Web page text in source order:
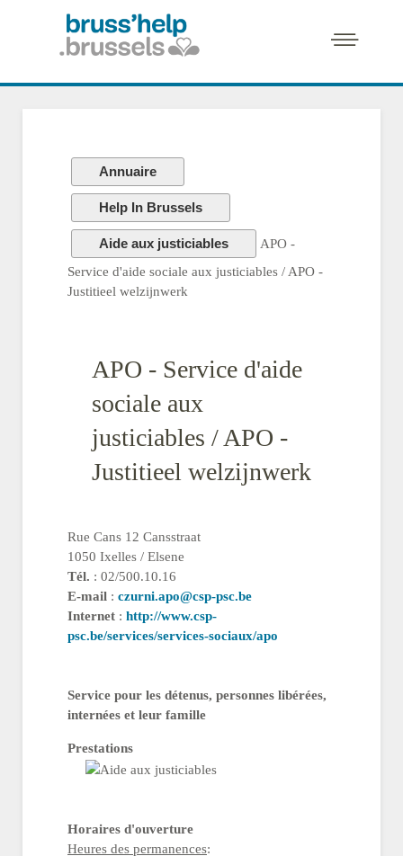
Annuaire
Help In Brussels
Aide aux justiciables
APO -
Service d'aide sociale aux justiciables / APO -
Justitieel welzijnwerk
APO - Service d'aide
sociale aux
justiciables / APO -
Justitieel welzijnwerk
Rue Cans 12 Cansstraat
1050 Ixelles / Elsene
Tél. : 02/500.10.16
E-mail : czurni.apo@csp-psc.be
Internet : http://www.csp-
psc.be/services/services-sociaux/apo
Service pour les détenus, personnes libérées,
internées et leur famille
Prestations
Horaires d'ouverture
Heures des permanences: